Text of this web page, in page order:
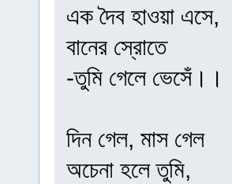
এক দৈব হাওয়া এসে,
বানের স্রোতে
-তুমি গেলে ভেসেঁ।।
দিন গেল, মাস গেল
অচেনা হলে তুমি,